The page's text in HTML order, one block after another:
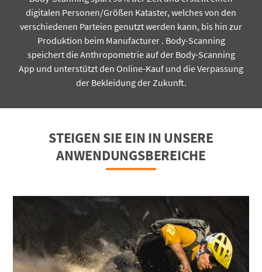
digitalen Personen/Größen Kataster, welches von den
verschiedenen Parteien genutzt werden kann, bis hin zur
Produktion beim Manufacturer . Body-Scanning
speichert die Anthropometrie auf der Body-Scanning
App und unterstützt den Online-Kauf und die Verpassung
der Bekleidung der Zukunft.
STEIGEN SIE EIN IN UNSERE
ANWENDUNGSBEREICHE